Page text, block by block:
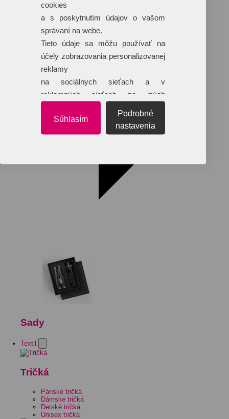
Dáždniky
Tašky
Hračky
Klobúky
+ 17 ďalších
Sady
Textil
Tričká
Pánske tričká
Dámske tričká
Detské tričká
Unisex tričká
cookies
a s poskytnutím údajov o vašom
správaní na webe.
Tieto údaje sa môžu používať na
účely zobrazovania personalizovanej
reklamy
na sociálnych sieťach a v
reklamných sieťach na iných
Súhlasím
Podrobné
nastavenia